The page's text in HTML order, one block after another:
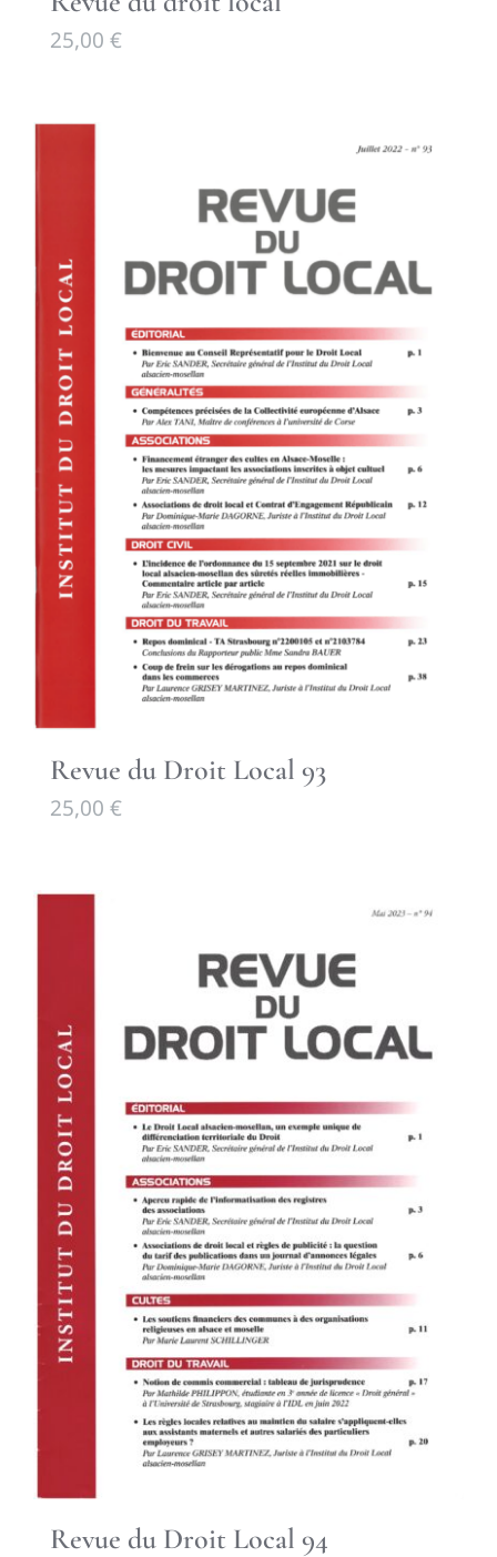
25,00 €
Revue du Droit Local 93
25,00 €
Revue du Droit Local 94